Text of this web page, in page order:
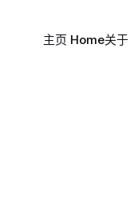
主页 Home关